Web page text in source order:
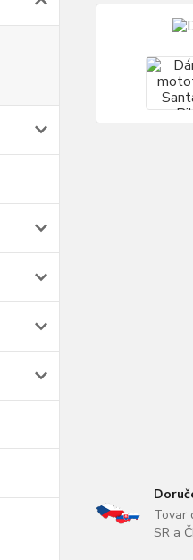
Tovar
SR a